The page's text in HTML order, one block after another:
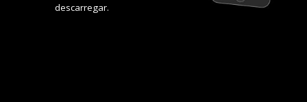
descarregar.